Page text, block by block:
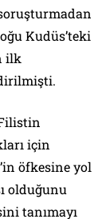
Kudüs’teki
ilk
için
öfkesine yol
olduğunu
tanımayı